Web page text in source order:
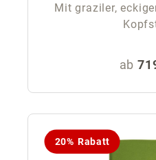
Mit graziler,
ab
20% Rabatt